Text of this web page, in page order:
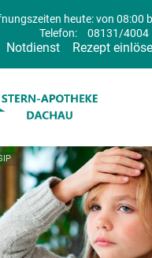
heute: von 08:00
Telefon:
08131/4004
Notdienst Rezept